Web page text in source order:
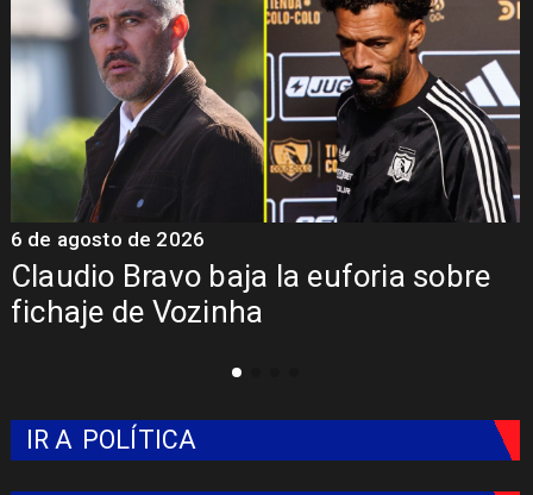
Claudio Bravo baja la euforia sobre
fichaje de Vozinha
6 de agosto de 2026
IR A POLÍTICA